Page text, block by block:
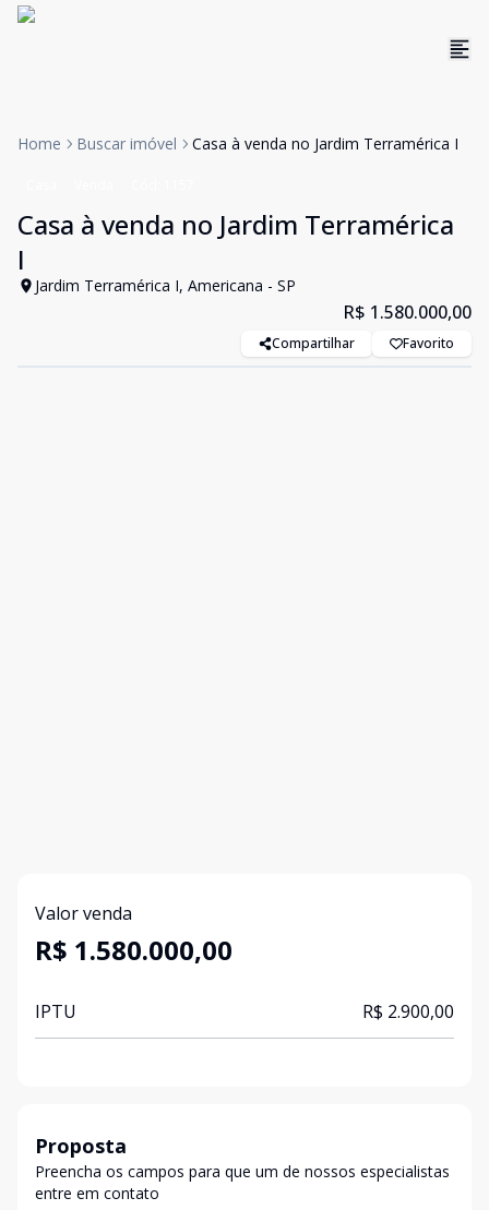
Home Buscar imóvel Casa à venda no Jardim Terramérica I
Casa à venda no Jardim Terramérica
I
Jardim Terramérica I, Americana - SP
R$ 1.580.000,00
Compartilhar Favorito
Valor venda
R$ 1.580.000,00
IPTU R$ 2.900,00
Proposta
Preencha os campos para que um de nossos especialistas
entre em contato